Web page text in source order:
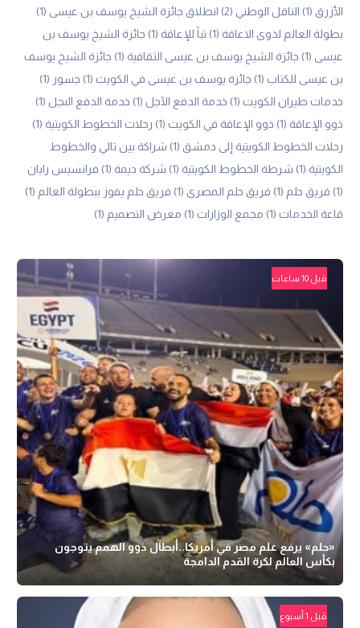
الأزرق (1) الناقل الوطني (2) انطلاق جائزة الشيخ يوسف بن عيسى (1)
بطولة العالم لذوى الاعاقة (1) تباً للإعاقة (1)
جائزة الشيخ يوسف بن
عيسى (1) جائزة الشيخ يوسف بن عيسى الثقافية (1)
جائزة الشيخ يوسف
بن عيسى للكتاب (1) جائزة يوسف بن عيسى في الكويت (1) جسور (1)
خدمات طيران الكويت (1) خدمة الدفع الآجل (1) خدمة الدفع الىجل (1)
ذوو الإعاقة (1) ذوو الإعاقة في الكويت (1) رحلات الخطوط الكويتية (1)
رحلات الخطوط الكويتية إلى دمشق (1)
شراكة بين تالي والخطوط
الكويتية (1) شرطة الخطوط الكويتية (1) شركة ديمة (1)
فرانسيس رايان
(1)
فريق حلم (1) فريق حلم المصرى (1) فريق حلم يفوز ببطولة العالم (1)
قاعة الخدمات (1) مجمع الوزارات (1) معرض التصميم (1)
قبل 10 ساعات
«حلم» يرفع علم مصر في أمريكا..أبطال ذوو الهمم يتوجون
بكأس العالم لكرة القدم الدامجة
قبل 1 أسبوع